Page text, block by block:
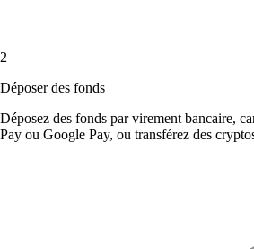
2
Déposer des fonds
Déposez des fonds par virement bancaire,
Pay ou Google Pay, ou transférez des